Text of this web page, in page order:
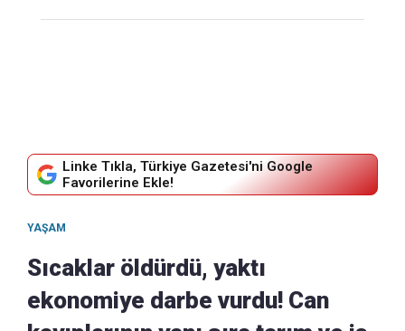
Linke Tıkla, Türkiye Gazetesi'ni Google
Favorilerine Ekle!
YAŞAM
Sıcaklar öldürdü, yaktı
ekonomiye darbe vurdu! Can